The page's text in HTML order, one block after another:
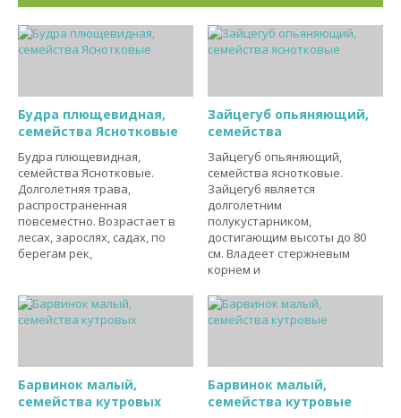
Будра плющевидная,
семейства Яснотковые
Будра плющевидная,
семейства Яснотковые.
Долголетняя трава,
распространенная
повсеместно. Возрастает в
лесах, зарослях, садах, по
берегам рек,
Зайцегуб опьяняющий,
семейства
Зайцегуб опьяняющий,
семейства яснотковые.
Зайцегуб является
долголетним
полукустарником,
достигающим высоты до 80
см. Владеет стержневым
корнем и
Барвинок малый,
семейства кутровых
Барвинок малый,
семейства кутровые